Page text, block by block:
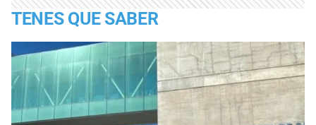
TENES QUE SABER